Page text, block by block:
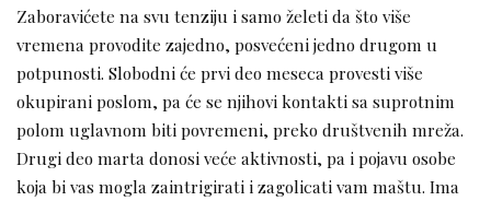
Zaboravićete na svu tenziju i samo želeti da što više
vremena provodite zajedno, posvećeni jedno drugom u
potpunosti. Slobodni će prvi deo meseca provesti više
okupirani poslom, pa će se njihovi kontakti sa suprotnim
polom uglavnom biti povremeni, preko društvenih mreža.
Drugi deo marta donosi veće aktivnosti, pa i pojavu osobe
koja bi vas mogla zaintrigirati i zagolicati vam maštu. Ima